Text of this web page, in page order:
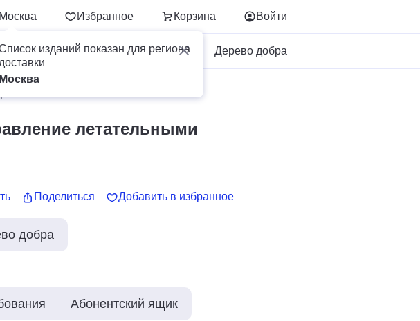
Москва Избранное Корзина
изданий показан для региона
доставки
Москва
Войти
Для бизнеса Дерево добра
летательными
Поделиться Добавить в избранное
добра
Абонентский ящик